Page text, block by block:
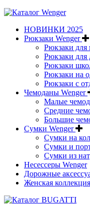
НОВИНКИ 2025
Рюкзаки Wenger
Рюкзаки
Рюкзаки для
Рюкзаки
Рюкзаки на
Рюкзаки с
Чемоданы Wenger
Малые
Средние
Большие
Сумки Wenger
Сумки на
Сумки и
Сумки из
Несессеры Wenger
Дорожные
Женская коллекция